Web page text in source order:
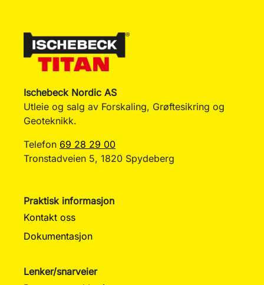
Ischebeck Nordic AS
Utleie og salg av Forskaling, Grøftesikring og
Geoteknikk.
Telefon 69 28 29 00
Tronstadveien 5, 1820 Spydeberg
Praktisk informasjon
Kontakt oss
Dokumentasjon
Lenker/snarveier